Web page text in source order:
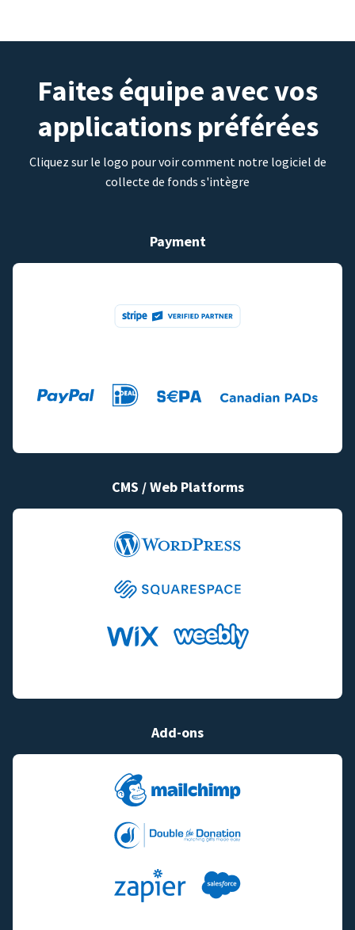
Faites équipe avec vos
applications préférées
Cliquez sur le logo pour voir comment notre logiciel de
collecte de fonds s'intègre
Payment
CMS / Web Platforms
Add-ons